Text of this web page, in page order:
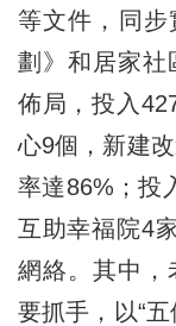
等文件，同步
劃》和居家社
佈局，投入
心9個，新建
率達86%；投
互助幸福院4
網絡。其中，
要抓手，以“